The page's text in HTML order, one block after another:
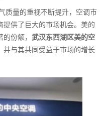
质量的重视不断提升，空调市
供了巨大的市场机会。美的
份额， 武汉东西湖区美的空
并与其共同受益于市场的增长